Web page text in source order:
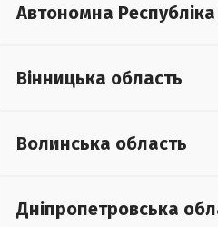
Автономна
Вінницька область
Волинська область
Дніпропетровська